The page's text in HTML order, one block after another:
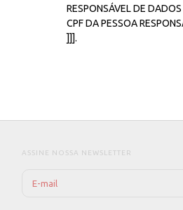
RESPONSÁVEL DE
CPF DA PESSOA
]]].
ASSINE NOSSA NEWSLETTER